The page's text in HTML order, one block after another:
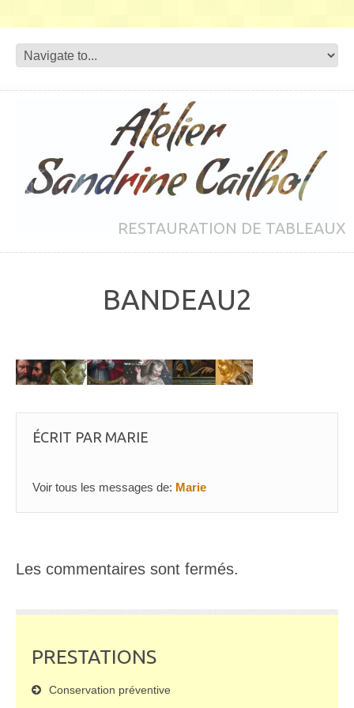
RESTAURATION DE TABLEAUX
BANDEAU2
ÉCRIT PAR MARIE
Voir tous les messages de: Marie
Les commentaires sont fermés.
PRESTATIONS
Conservation préventive